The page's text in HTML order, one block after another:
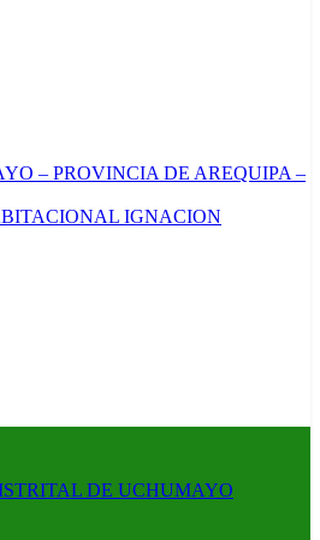
– PROVINCIA DE AREQUIPA –
IGNACION
DE UCHUMAYO